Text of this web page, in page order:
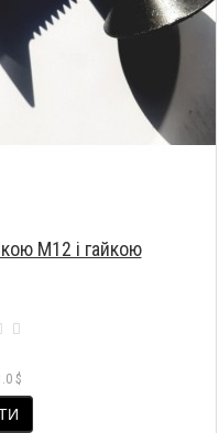
М12 і гайкою
$